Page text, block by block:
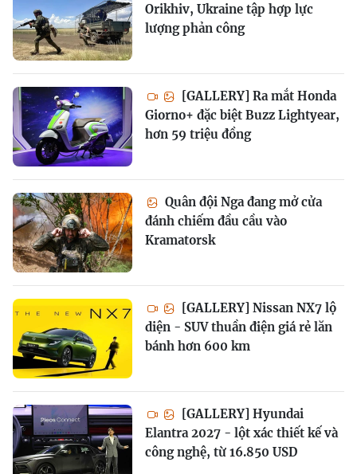
Orikhiv, Ukraine tập hợp lực
lượng phản công
[GALLERY] Ra mắt Honda
Giorno+ đặc biệt Buzz Lightyear,
hơn 59 triệu đồng
Quân đội Nga đang mở cửa
đánh chiếm đầu cầu vào
Kramatorsk
[GALLERY] Nissan NX7 lộ
diện - SUV thuần điện giá rẻ lăn
bánh hơn 600 km
[GALLERY] Hyundai
Elantra 2027 - lột xác thiết kế và
công nghệ, từ 16.850 USD